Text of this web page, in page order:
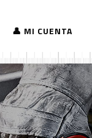
👤 MI CUENTA